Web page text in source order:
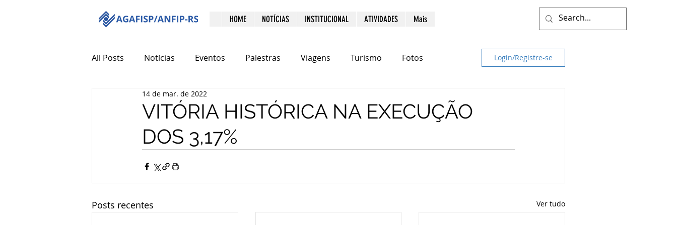
HOME NOTÍCIAS INSTITUCIONAL ATIVIDADES Mais
All Posts Notícias Eventos Palestras Viagens Turismo Fotos Login/Registre-se
VITÓRIA HISTÓRICA NA EXECUÇÃO
DOS 3,17%
14 de mar. de 2022
Posts recentes Ver tudo